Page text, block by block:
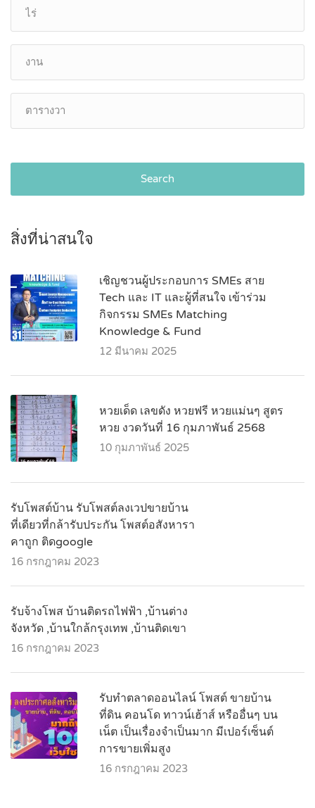
Search
สิ่งที่น่าสนใจ
เชิญชวนผู้ประกอบการ SMEs สาย
Tech และ IT และผู้ที่สนใจ เข้าร่วม
กิจกรรม SMEs Matching
Knowledge & Fund
12 มีนาคม 2025
หวยเด็ด เลขดัง หวยฟรี หวยแม่นๆ สูตร
หวย งวดวันที่ 16 กุมภาพันธ์ 2568
10 กุมภาพันธ์ 2025
รับโพสต์บ้าน รับโพสต์ลงเวปขายบ้าน
ที่เดียวที่กล้ารับประกัน โพสต์อสังหารา
คาถูก ติดgoogle
16 กรกฎาคม 2023
รับจ้างโพส บ้านติดรถไฟฟ้า ,บ้านต่าง
จังหวัด ,บ้านใกล้กรุงเทพ ,บ้านติดเขา
16 กรกฎาคม 2023
รับทำตลาดออนไลน์ โพสต์ ขายบ้าน
ที่ดิน คอนโด ทาวน์เฮ้าส์ หรืออื่นๆ บน
เน็ต เป็นเรื่องจำเป็นมาก มีเปอร์เซ็นต์
การขายเพิ่มสูง
16 กรกฎาคม 2023